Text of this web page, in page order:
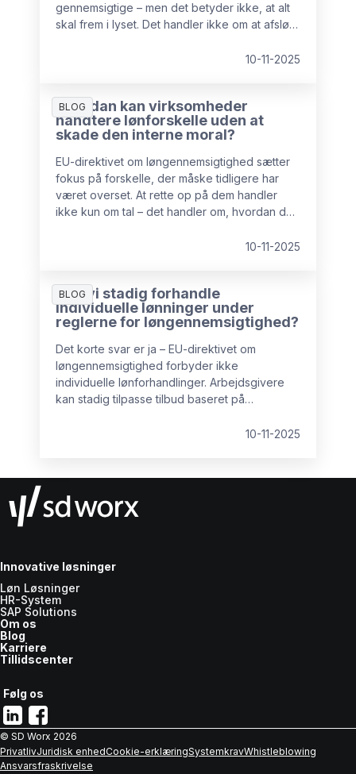
gennemsigtige – men det betyder ikke, at alt
skal frem i lyset. Det handler ikke om at afsløre
10-11-2025
BLOG
Hvordan kan virksomheder
håndtere lønforskelle uden at
skade den interne moral?
EU-direktivet om løngennemsigtighed sætter
fokus på forskelle, der måske tidligere har
været overset. At rette op på dem handler
ikke kun om tal – det handler om, hvordan du
10-11-2025
BLOG
Kan vi stadig forhandle
individuelle lønninger under
reglerne for løngennemsigtighed?
Det korte svar er ja – EU-direktivet om
løngennemsigtighed forbyder ikke
individuelle lønforhandlinger. Arbejdsgivere
kan stadig tilpasse tilbud baseret på
10-11-2025
Innovative løsninger
Løn Løsninger
HR-System
SAP Solutions
Om os
Blog
Karriere
Tillidscenter
Følg os
© SD Worx 2026
PrivatlivJuridisk enhedCookie-erklæringSystemkravWhistleblowing
Ansvarsfraskrivelse